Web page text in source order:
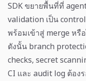
SDK ขยายพื้นที่ที่
validation เป็น
พร้อมเข้าสู่ merge หรื
ดังนั้น branch
checks, secret
CI และ audit log ต้อง